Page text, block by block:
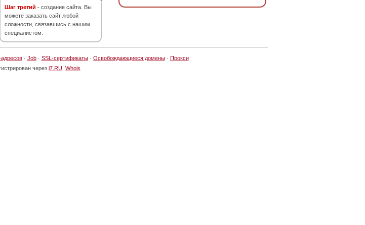
Шаг третий - создание сайта. Вы
можете заказать сайт любой
сложности, связавшись с нашим
специалистом.
· Job· SSL-сертификаты· Освобождающиеся домены· Прокси
через i7.RU Whois